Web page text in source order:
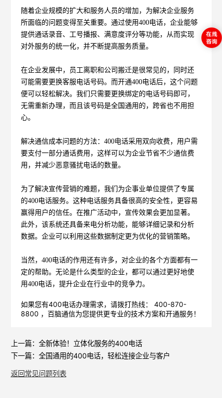
随着企业规模的扩大和服务人员的增加，为解决企业服务
所面临的问题变得至关重要。通过使用400电话，企业能够
提供通话录音、工号播报、满意度评分等功能，从而实现
对外服务的统一化，并不断提高服务质量。
在企业发展中，员工离职和公司搬迁是很常见的，同时还
可能需要更换客服电话号码。而开通400电话后，这个问题
便可以轻松解决。我们只需要更换绑定的电话号码即可，
无需重新办理，而且该号码是全国通用的，跨省也不用担
心。
解决通信成本问题的方法：400电话采用双向收费，用户需
要支付一部分通话费用，这样可以为企业节省不少通信费
用，并减少恶意骚扰电话的数量。
为了解决宣传营销的难题，我们为企事业单位提供了专属
的400电话服务。这种电话服务具备很高的安全性，更容易
赢得用户的信任。在推广活动中，宣传效果会更加显著。
此外，该系统还具备来电分析功能，能够详细记录和分析
数据。企业可以利用这些数据制定更为优化的营销策略。
当然，400电话的作用还有许多，对企业的各个方面都有一
定的帮助。无论是什么类型的企业，都可以通过更好地使
用400电话，提升企业在行业中的竞争力。
如果您有400电话办理需求，请拨打热线： 400-870-
8800 ，百脑通信为您提供更专业的技术方案和开通服务！
上一篇： 全新体验！立体化服务的400电话
下一篇： 全国通用的400电话，轻松连接企业与客户
返回常见问题列表